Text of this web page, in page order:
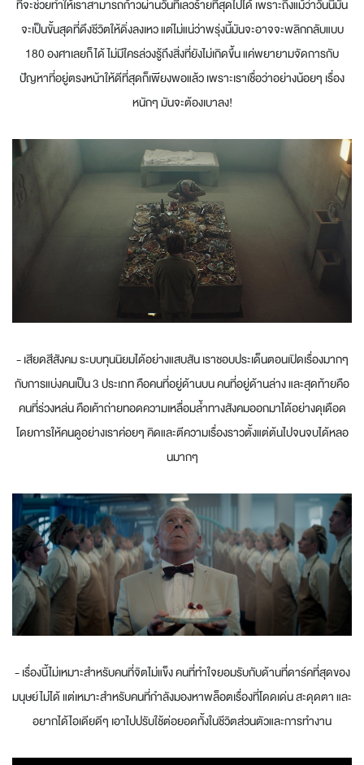
ที่จะช่วยทำให้เราสามารถก้าวผ่านวันที่เลวร้ายที่สุดไปได้ เพราะถึงแม้ว่าวันนี้มัน
จะเป็นขั้นสุดที่ดึงชีวิตให้ดิ่งลงเหว แต่ไม่แน่ว่าพรุ่งนี้มันจะอาจจะพลิกกลับแบบ
180 องศาเลยก็ได้ ไม่มีใครล่วงรู้ถึงสิ่งที่ยังไม่เกิดขึ้น แค่พยายามจัดการกับ
ปัญหาที่อยู่ตรงหน้าให้ดีที่สุดก็เพียงพอแล้ว เพราะเราเชื่อว่าอย่างน้อยๆ เรื่อง
หนักๆ มันจะต้องเบาลง!
- เสียดสีสังคม ระบบทุนนิยมได้อย่างแสบสัน เราชอบประเด็นตอนเปิดเรื่องมากๆ
กับการแบ่งคนเป็น 3 ประเภท คือคนที่อยู่ด้านบน คนที่อยู่ด้านล่าง และสุดท้ายคือ
คนที่ร่วงหล่น คือเค้าถ่ายทอดความเหลื่อมล้ำทางสังคมออกมาได้อย่างดุเดือด
โดยการให้คนดูอย่างเราค่อยๆ คิดและตีความเรื่องราวตั้งแต่ต้นไปจนจบได้หลอ
นมากๆ
- เรื่องนี้ไม่เหมาะสำหรับคนที่จิตไม่แข็ง คนที่ทำใจยอมรับกับด้านที่ดาร์คที่สุดของ
มนุษย์ไม่ได้ แต่เหมาะสำหรับคนที่กำลังมองหาพล็อตเรื่องที่โดดเด่น สะดุดตา และ
อยากได้ไอเดียดีๆ เอาไปปรับใช้ต่อยอดทั้งในชีวิตส่วนตัวและการทำงาน